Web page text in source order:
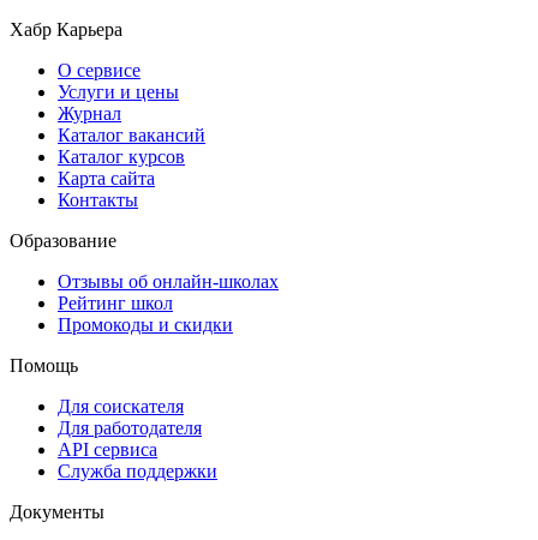
Хабр Карьера
О сервисе
Услуги и цены
Журнал
Каталог вакансий
Каталог курсов
Карта сайта
Контакты
Образование
Отзывы об онлайн-школах
Рейтинг школ
Промокоды и скидки
Помощь
Для соискателя
Для работодателя
API сервиса
Служба поддержки
Документы